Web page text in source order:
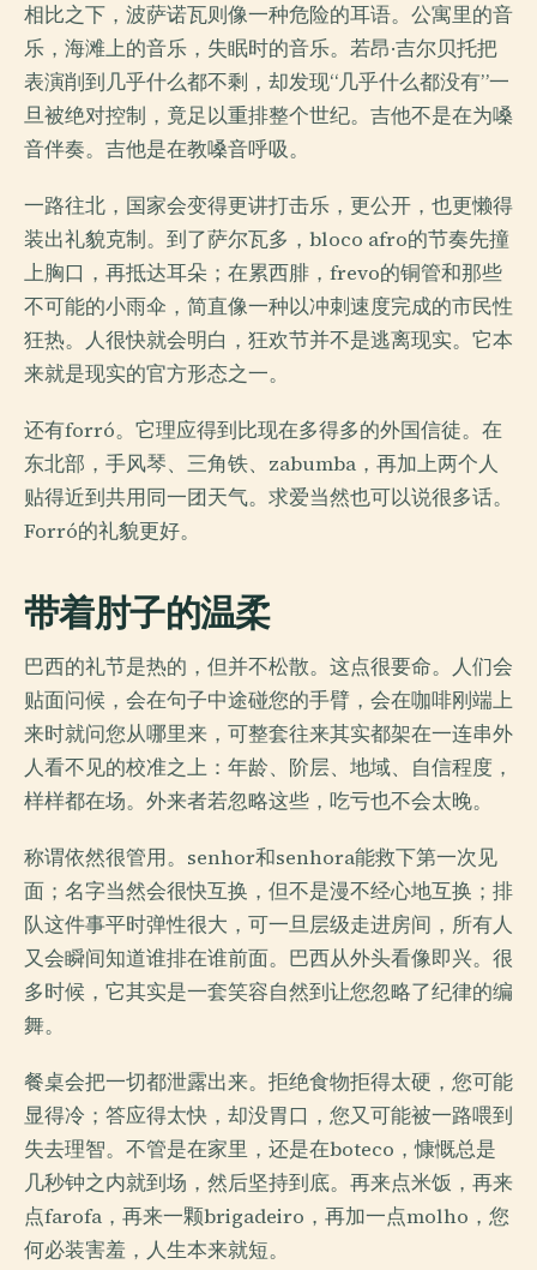
相比之下，波萨诺瓦则像一种危险的耳语。公寓里的音
乐，海滩上的音乐，失眠时的音乐。若昂·吉尔贝托把
表演削到几乎什么都不剩，却发现“几乎什么都没有”一
旦被绝对控制，竟足以重排整个世纪。吉他不是在为嗓
音伴奏。吉他是在教嗓音呼吸。
一路往北，国家会变得更讲打击乐，更公开，也更懒得
装出礼貌克制。到了萨尔瓦多，bloco afro的节奏先撞
上胸口，再抵达耳朵；在累西腓，frevo的铜管和那些
不可能的小雨伞，简直像一种以冲刺速度完成的市民性
狂热。人很快就会明白，狂欢节并不是逃离现实。它本
来就是现实的官方形态之一。
还有forró。它理应得到比现在多得多的外国信徒。在
东北部，手风琴、三角铁、zabumba，再加上两个人
贴得近到共用同一团天气。求爱当然也可以说很多话。
Forró的礼貌更好。
带着肘子的温柔
巴西的礼节是热的，但并不松散。这点很要命。人们会
贴面问候，会在句子中途碰您的手臂，会在咖啡刚端上
来时就问您从哪里来，可整套往来其实都架在一连串外
人看不见的校准之上：年龄、阶层、地域、自信程度，
样样都在场。外来者若忽略这些，吃亏也不会太晚。
称谓依然很管用。senhor和senhora能救下第一次见
面；名字当然会很快互换，但不是漫不经心地互换；排
队这件事平时弹性很大，可一旦层级走进房间，所有人
又会瞬间知道谁排在谁前面。巴西从外头看像即兴。很
多时候，它其实是一套笑容自然到让您忽略了纪律的编
舞。
餐桌会把一切都泄露出来。拒绝食物拒得太硬，您可能
显得冷；答应得太快，却没胃口，您又可能被一路喂到
失去理智。不管是在家里，还是在boteco，慷慨总是
几秒钟之内就到场，然后坚持到底。再来点米饭，再来
点farofa，再来一颗brigadeiro，再加一点molho，您
何必装害羞，人生本来就短。